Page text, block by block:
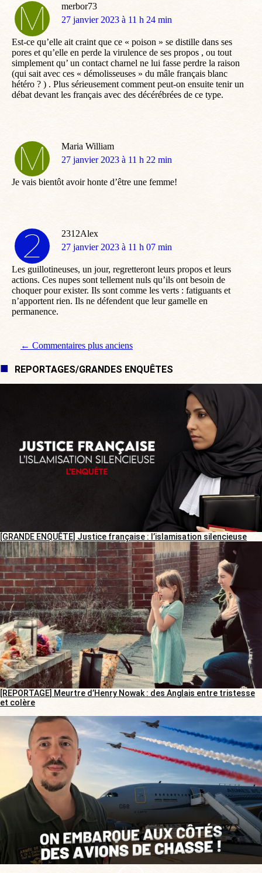
merbor73
dit
27 janvier 2023 à 11 h 24 min
Est-ce qu’elle ait craint que ce « poison » se distille dans ses
pores et qu’elle en perde la virulence de ses propos , ou tout
simplement qu’ un contact charnel ne lui fasse perdre la raison
(qui sait avec ces « démolisseuses » du mâle français blanc
hétéro ? ) . Plus sérieusement comment peut-on ensuite tenir un
débat devant les français avec des décérébrées de ce type.
Maria William
dit
27 janvier 2023 à 11 h 22 min
Je vais bientôt avoir honte d’être une femme!
2312Alex
dit
27 janvier 2023 à 11 h 07 min
Les guillotineuses, un jour, regretteront leurs propos et leurs
actions. Ces nupes sont tellement nuls qu’ils ont besoin de
choquer pour exister. Ils sont comme les verts : fatiguants et
n’apportent rien. Ils ne défendent que leur gamelle en
permanence.
Navigation de commentaire
← Commentaires plus anciens
REPORTAGES/GRANDES ENQUÊTES
[GRANDE ENQUÊTE] Justice française : l’islamisation silencieuse
[REPORTAGE] Meurtre d’Henry Nowak : des Anglais entre tristesse
et colère